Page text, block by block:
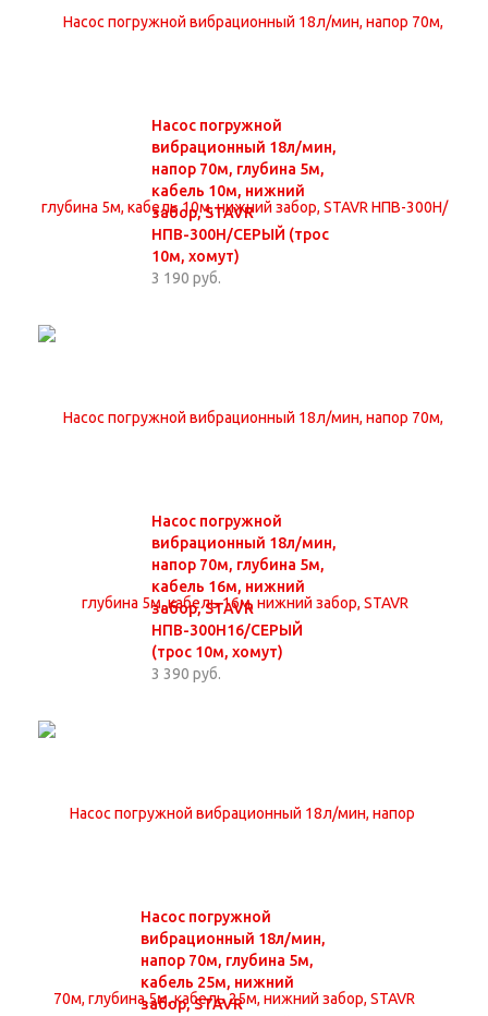
Насос погружной
вибрационный 18л/мин,
напор 70м, глубина 5м,
кабель 10м, нижний
забор, STAVR
НПВ-300Н/СЕРЫЙ (трос
10м, хомут)
3 190 руб.
Насос погружной
вибрационный 18л/мин,
напор 70м, глубина 5м,
кабель 16м, нижний
забор, STAVR
НПВ-300Н16/СЕРЫЙ
(трос 10м, хомут)
3 390 руб.
Насос погружной
вибрационный 18л/мин,
напор 70м, глубина 5м,
кабель 25м, нижний
забор, STAVR